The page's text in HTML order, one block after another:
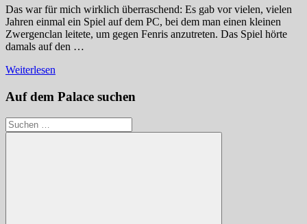
Das war für mich wirklich überraschend: Es gab vor vielen, vielen
Jahren einmal ein Spiel auf dem PC, bei dem man einen kleinen
Zwergenclan leitete, um gegen Fenris anzutreten. Das Spiel hörte
damals auf den …
Weiterlesen
Auf dem Palace suchen
Suchen
nach: